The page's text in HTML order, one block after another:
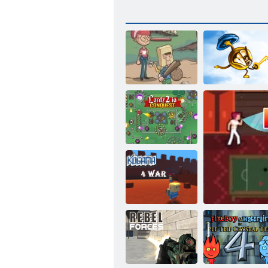
Hinterhof-
Helden
Key & Shield
Lordz 2. io
Kogama: 4
Krieg